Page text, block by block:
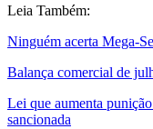
Leia Também:
Ninguém acerta Mega-
Balança comercial de
Lei que aumenta
sancionada